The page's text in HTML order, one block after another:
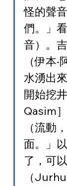
怪的聲
們。」
音）。
（伊本
水湧出
開始挖
Qasim
（流動
面。」
了，可
（